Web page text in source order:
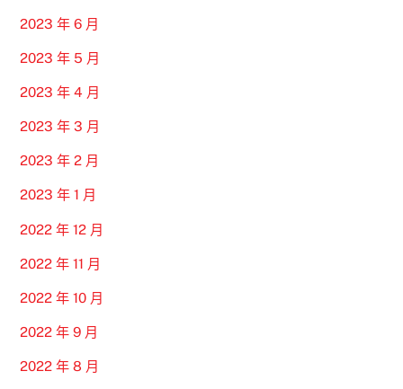
2023 年 6 月
2023 年 5 月
2023 年 4 月
2023 年 3 月
2023 年 2 月
2023 年 1 月
2022 年 12 月
2022 年 11 月
2022 年 10 月
2022 年 9 月
2022 年 8 月